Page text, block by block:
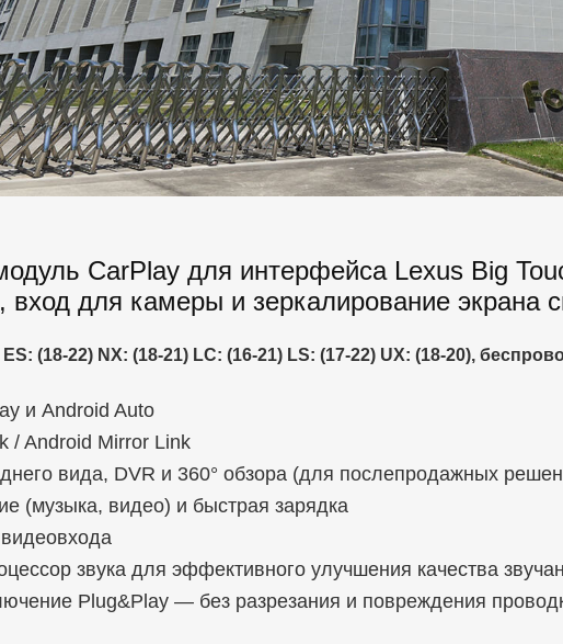
CarPlay для интерфейса Lexus Big
вход для камеры и зеркалирование экрана
(18-22) NX: (18-21) LC: (16-21) LS: (17-22) UX: (18-20),
и Android Auto
/ Android Mirror Link
вида, DVR и 360° обзора (для послепродажных
(музыка, видео) и быстрая зарядка
звука для эффективного улучшения качества
Plug&Play — без разрезания и повреждения